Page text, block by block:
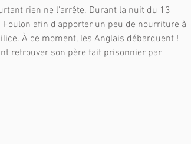
rien ne l'arrête. Durant la nuit du 13
afin d'apporter un peu de nourriture à
À ce moment, les Anglais débarquent !
retrouver son père fait prisonnier par